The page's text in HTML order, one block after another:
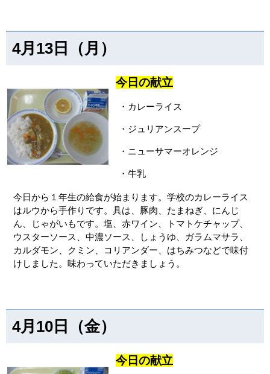
4月13日（月）
今日の献立
・カレーライス
・ジュリアンスープ
・ニューサマーオレンジ
・牛乳
今日から１年生の給食が始まります。学校のカレーライス
はルウから手作りです。具は、豚肉、たまねぎ、にんじ
ん、じゃがいもです。塩、赤ワイン、トマトケチャップ、
ウスターソース、中濃ソース、しょうゆ、ガラムマサラ、
カルダモン、クミン、コリアンダー、はちみつなどで味付
けしました。味わっていただきましょう。
4月10日（金）
今日の献立